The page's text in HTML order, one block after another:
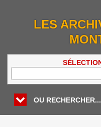
LES
OU RECHERCHER...